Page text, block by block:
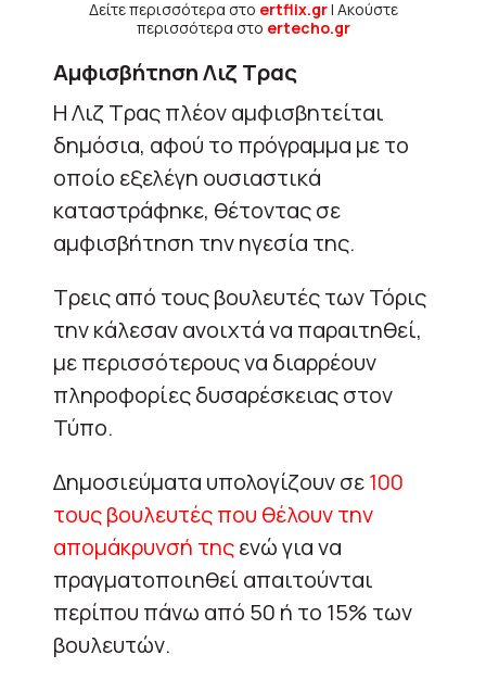
Δείτε περισσότερα στο ertflix.gr| Ακούστε
περισσότερα στο ertecho.gr
Αμφισβήτηση Λιζ Τρας
Η Λιζ Τρας πλέον αμφισβητείται
δημόσια, αφού το πρόγραμμα με το
οποίο εξελέγη ουσιαστικά
καταστράφηκε, θέτοντας σε
αμφισβήτηση την ηγεσία της.
Τρεις από τους βουλευτές των Τόρις
την κάλεσαν ανοιχτά να παραιτηθεί,
με περισσότερους να διαρρέουν
πληροφορίες δυσαρέσκειας στον
Τύπο.
Δημοσιεύματα υπολογίζουν σε100
τους βουλευτές που θέλουν την
απομάκρυνσή τηςενώ για να
πραγματοποιηθεί απαιτούνται
περίπου πάνω από 50 ή το 15% των
βουλευτών.